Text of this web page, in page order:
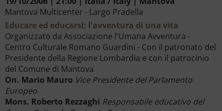
Mantova Multicenter - Largo Pradella
Educare ed educarsi: l'avventura di una vita
Organizzato da Associazione l'Umana Avventura -
Centro Culturale Romano Guardini - Con il patronato del
Presidente della Regione Lombardia e con il patrocinio
del Comune di Mantova
On. Mario Mauro Vice Presidente del Parlamento
Europeo
Mons. Roberto Rezzaghi Responsabile educativo del